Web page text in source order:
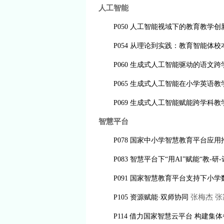
人工智能
P050 人工智能视域下的教育教学
P054 从理论到实践：教育智能体
P060 生成式人工智能驱动的语文
P065 生成式人工智能在小学英语教
P069 生成式人工智能赋能跨学科
智慧平台
P078 国家中小学智慧教育平台应
P083 智慧平台下“用AI”赋能“教-研
P091 国家智慧教育平台支持下小
P105 资源赋能·双师协同 张梅杰
P114 借力国家智慧云平台 构建集